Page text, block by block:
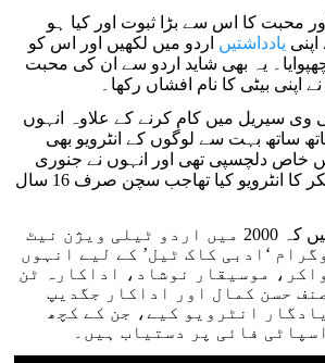
محبت کا اس سے بڑا ثبوت اور کیا ہو
یادداشتیں اردو میں لکھیں اور اس کو
یہ بھی شاید اردو سے ان کی محبت
اپنی بیٹی کا نام افشاں رکھا۔
وی سیریل میں کام کرنے کے علاوہ انہوں
ساتھ بہت سے لوگوں کے انٹرویو بھی
خاص دلچسپی تھی اور انہوں نے جنوری
1989 میں سچن تنڈولکر کا انٹرویو کیا تھاجب سچن صرف 16 سال
بہت کم لوگ جانتے ہیں کہ 2000 میں اردو ٹیلی ویژن نیٹ
‘ادبی کاک ٹیل’ کے لیے انہوں
موسیقار نوشاد، اداکارہ ٹن
حسن کمال اور اداکار جگدیپ
انٹرویو کیے، جن کے کچھ
فائی پر دستیاب ہیں۔